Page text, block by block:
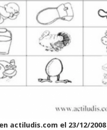
actiludis.com el 23/12/2008